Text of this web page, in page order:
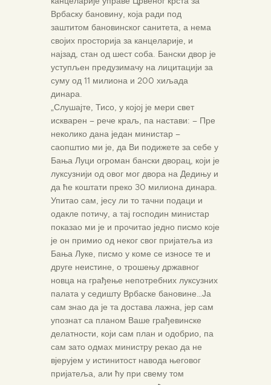
Врбаску бановину, која ради под
заштитом бановинског санитета, а нема
својих просторија за канцеларије, и
најзад, стан од шест соба. Бански двор је
уступљен предузимачу на лицитацији за
суму од 11 милиона и 200 хиљада
динара.
„Слушајте, Тисо, у којој је мери свет
искварен – рече краљ, па настави: – Пре
неколико дана један министар –
саопштио ми је, да Ви подижете за себе у
Бања Луци огроман бански дворац, који је
луксузнији од овог мог двора на Дедињу и
да ће коштати преко 30 милиона динара.
Упитао сам, јесу ли то тачни подаци и
одакле потичу, а тај господин министар
показао ми је и прочитао једно писмо које
је он примио од неког свог пријатеља из
Бања Луке, писмо у коме се износе те и
друге неистине, о трошењу државног
новца на грађење непотребних луксузних
палата у седишту Врбаске бановине…Ја
сам знао да је та достава лажна, јер сам
упознат са планом Ваше грађевинске
делатности, који сам план и одобрио, па
сам зато одмах министру рекао да не
вјерујем у истинитост навода његовог
пријатеља, али ћу при свему том